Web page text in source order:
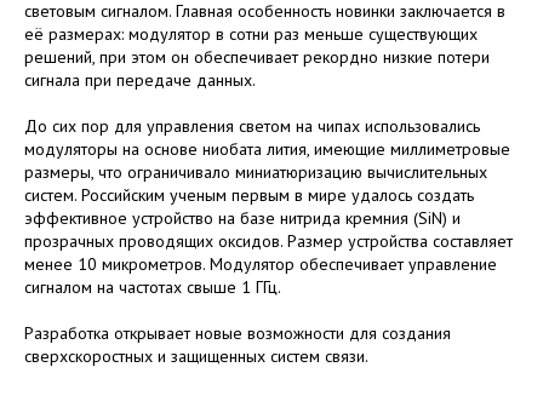
световым сигналом. Главная особенность новинки заключается в
её размерах: модулятор в сотни раз меньше существующих
решений, при этом он обеспечивает рекордно низкие потери
сигнала при передаче данных.
До сих пор для управления светом на чипах использовались
модуляторы на основе ниобата лития, имеющие миллиметровые
размеры, что ограничивало миниатюризацию вычислительных
систем. Российским ученым первым в мире удалось создать
эффективное устройство на базе нитрида кремния (SiN) и
прозрачных проводящих оксидов. Размер устройства составляет
менее 10 микрометров. Модулятор обеспечивает управление
сигналом на частотах свыше 1 ГГц.
Разработка открывает новые возможности для создания
сверхскоростных и защищенных систем связи.